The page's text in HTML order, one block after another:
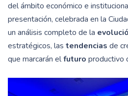
del ámbito económico e
presentación, celebrada en la
un análisis completo de la
estratégicos, las tendencias de
que marcarán elfuturo productivo